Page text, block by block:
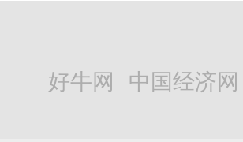
好牛网 中国经济网